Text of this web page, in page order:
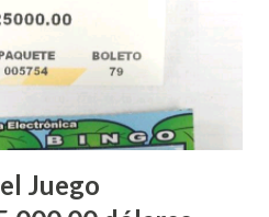
de los sorteos locales (
3 Pega 4 ) se les informará
Juego